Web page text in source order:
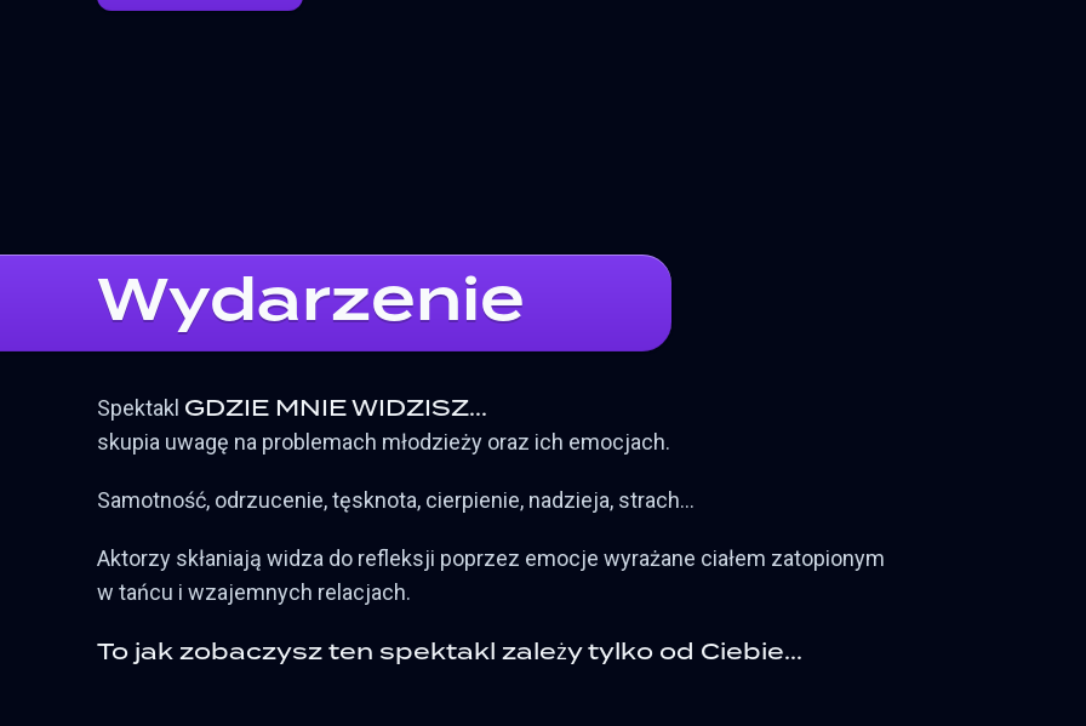
Wydarzenie
Spektakl GDZIE MNIE WIDZISZ...
skupia uwagę na problemach młodzieży oraz ich emocjach.
Samotność, odrzucenie, tęsknota, cierpienie, nadzieja, strach...
Aktorzy skłaniają widza do refleksji poprzez emocje wyrażane ciałem zatopionym
w tańcu i wzajemnych relacjach.
To jak zobaczysz ten spektakl zależy tylko od Ciebie...